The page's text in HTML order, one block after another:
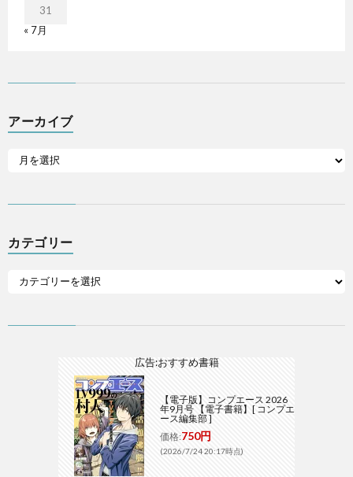
31
« 7月
アーカイブ
カテゴリー
広告:おすすめ書籍
【電子版】コンプエース 2026
年9月号 【電子書籍】[ コンプエ
ース編集部 ]
価格:750円
(2026/7/24 20:17時点)